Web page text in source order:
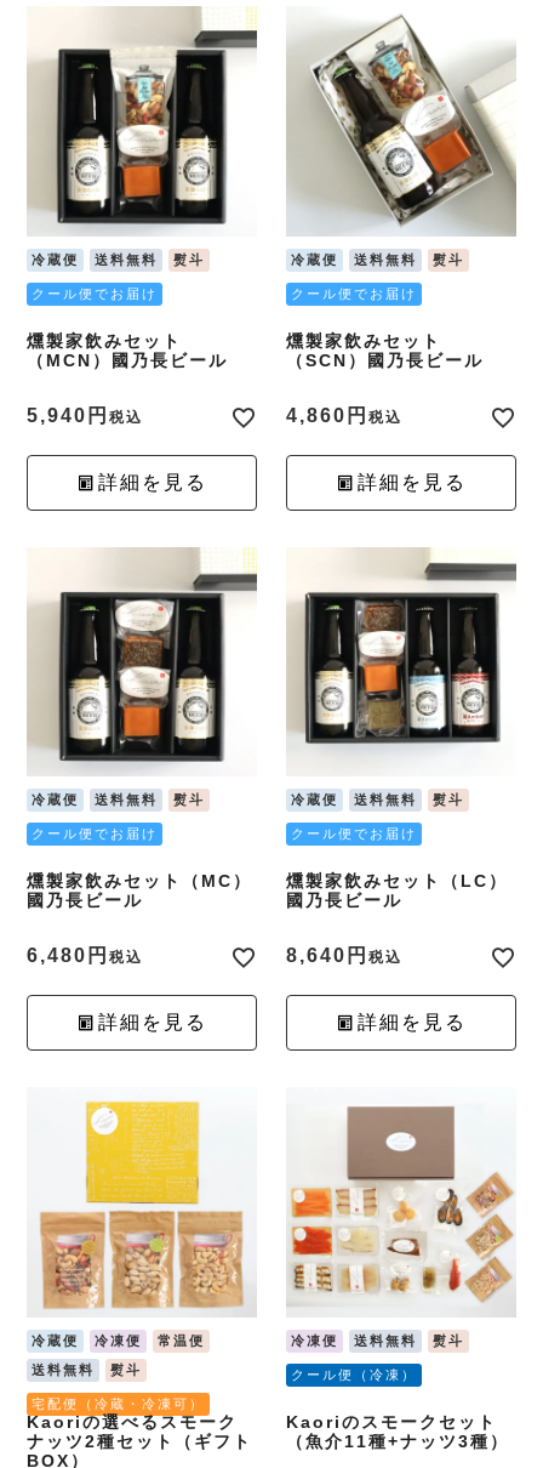
冷蔵便 送料無料 熨斗
クール便でお届け
燻製家飲みセット
（MCN）國乃長ビール
5,940 税込
詳細を見る
冷蔵便 送料無料 熨斗
クール便でお届け
燻製家飲みセット
（SCN）國乃長ビール
4,860 税込
詳細を見る
冷蔵便 送料無料 熨斗
クール便でお届け
燻製家飲みセット（MC）
國乃長ビール
6,480 税込
詳細を見る
冷蔵便 送料無料 熨斗
クール便でお届け
燻製家飲みセット（LC）
國乃長ビール
8,640 税込
詳細を見る
冷蔵便 冷凍便
常温便
送料無料
熨斗
宅配便（冷蔵・冷凍可）
Kaoriの選べるスモーク
ナッツ2種セット（ギフト
BOX）
冷凍便 送料無料 熨斗
クール便（冷凍）
Kaoriのスモークセット
（魚介11種+ナッツ3種）